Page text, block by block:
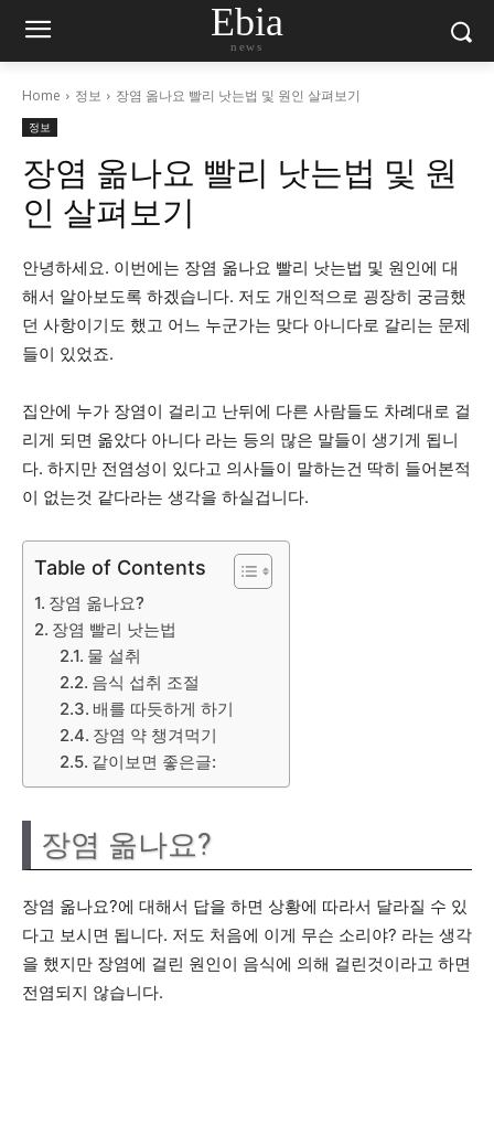
Ebia
news
Home 정보 장염 옮나요 빨리 낫는법 및 원인 살펴보기
정보
장염 옮나요 빨리 낫는법 및 원
인 살펴보기
안녕하세요. 이번에는 장염 옮나요 빨리 낫는법 및 원인에 대
해서 알아보도록 하겠습니다. 저도 개인적으로 굉장히 궁금했
던 사항이기도 했고 어느 누군가는 맞다 아니다로 갈리는 문제
들이 있었죠.
집안에 누가 장염이 걸리고 난뒤에 다른 사람들도 차례대로 걸
리게 되면 옮았다 아니다 라는 등의 많은 말들이 생기게 됩니
다. 하지만 전염성이 있다고 의사들이 말하는건 딱히 들어본적
이 없는것 같다라는 생각을 하실겁니다.
Table of Contents
장염 옮나요?
장염 빨리 낫는법
물 설취
음식 섭취 조절
배를 따듯하게 하기
장염 약 챙겨먹기
같이보면 좋은글:
장염 옮나요?
장염 옮나요?에 대해서 답을 하면 상황에 따라서 달라질 수 있
다고 보시면 됩니다. 저도 처음에 이게 무슨 소리야? 라는 생각
을 했지만 장염에 걸린 원인이 음식에 의해 걸린것이라고 하면
전염되지 않습니다.